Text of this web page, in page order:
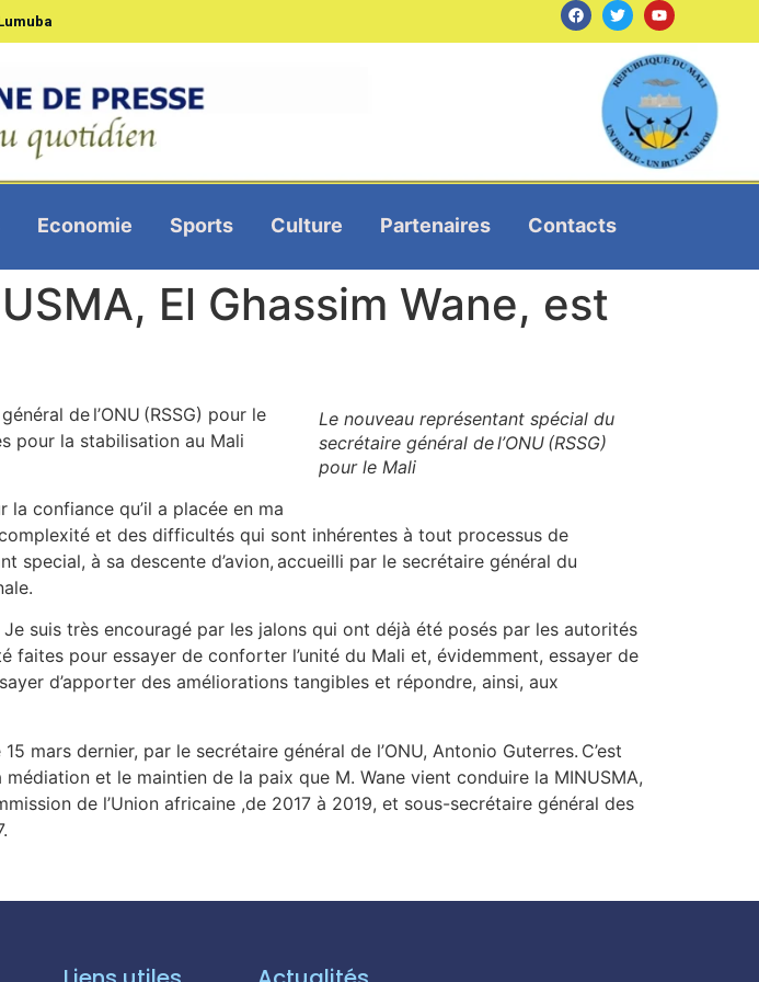
Economie Sports Culture Partenaires Contacts
El Ghassim Wane, est
Le nouveau représentant spécial du
secrétaire général de l’ONU (RSSG)
pour le Mali
de l’ONU (RSSG) pour le
pour la stabilisation au Mali
confiance qu’il a placée en ma
et des difficultés qui sont inhérentes à tout processus de
à sa descente d’avion, accueilli par le secrétaire général du
Je suis très encouragé par les jalons qui ont déjà été posés par les autorités
pour essayer de conforter l’unité du Mali et, évidemment, essayer de
d’apporter des améliorations tangibles et répondre, ainsi, aux
mars dernier, par le secrétaire général de l’ONU, Antonio Guterres. C’est
et le maintien de la paix que M. Wane vient conduire la MINUSMA,
de l’Union africaine ,de 2017 à 2019, et sous-secrétaire général des